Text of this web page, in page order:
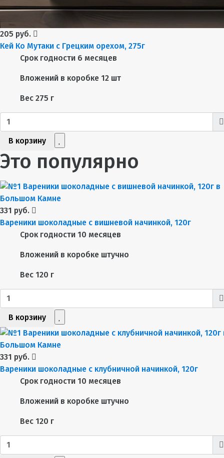
205 руб.
Кей Ко Мутаки с Грецким орехом, 275г
Срок годности 6 месяцев
Вложений в коробке 12 шт
Вес 275 г
В корзину
Это популярно
331 руб.
Вареники шоколадные с вишневой начинкой, 120г
Срок годности 10 месяцев
Вложений в коробке штучно
Вес 120 г
В корзину
331 руб.
Вареники шоколадные с клубничной начинкой, 120г
Срок годности 10 месяцев
Вложений в коробке штучно
Вес 120 г